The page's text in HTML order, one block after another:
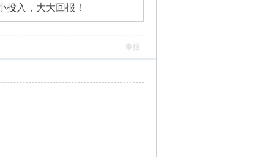
投入，大大回报！
举报